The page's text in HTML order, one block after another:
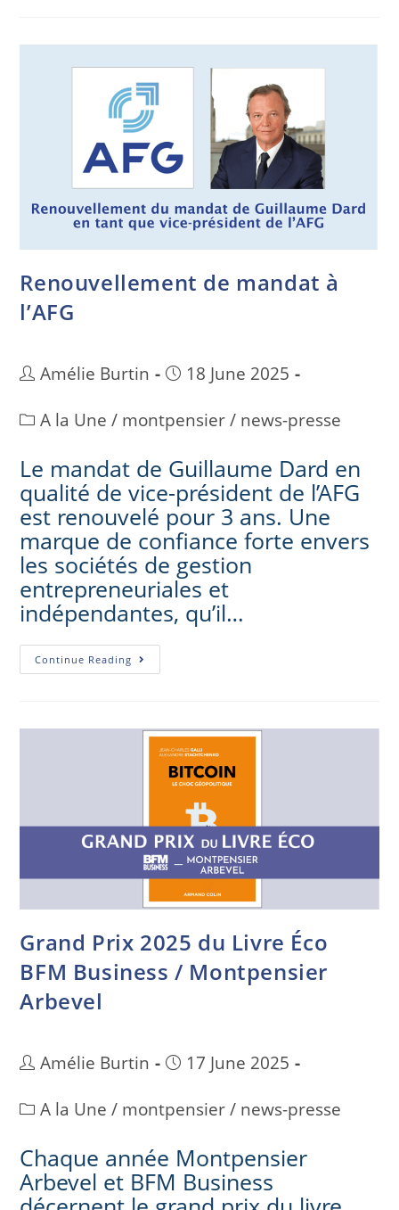
Renouvellement de mandat à
l’AFG
Amélie Burtin
18 June 2025
A la Une / montpensier / news-presse
Le mandat de Guillaume Dard en
qualité de vice-président de l’AFG
est renouvelé pour 3 ans. Une
marque de confiance forte envers
les sociétés de gestion
entrepreneuriales et
indépendantes, qu’il…
Continue Reading
Grand Prix 2025 du Livre Éco
BFM Business / Montpensier
Arbevel
Amélie Burtin
17 June 2025
A la Une / montpensier / news-presse
Chaque année Montpensier
Arbevel et BFM Business